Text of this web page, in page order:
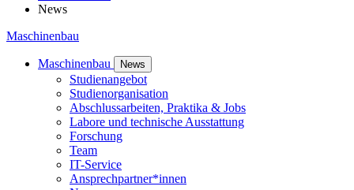
News
Maschinenbau
Maschinenbau News
Studienangebot
Studienorganisation
Abschlussarbeiten, Praktika & Jobs
Labore und technische Ausstattung
Forschung
Team
IT-Service
Ansprechpartner*innen